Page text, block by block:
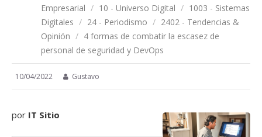
Empresarial / 10 - Universo Digital / 1003 - Sistemas
Digitales / 24 - Periodismo / 2402 - Tendencias &
Opinión / 4 formas de combatir la escasez de
personal de seguridad y DevOps
10/04/2022 Gustavo
por IT Sitio